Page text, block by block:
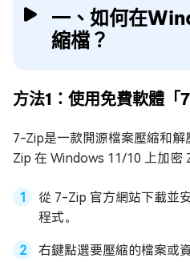
一、如何在
縮檔？
方法1：使用免費軟體
7-Zip是一款開源檔案壓縮和
Zip 在 Windows 11/10 上加密
從 7-Zip 官方網站下載並
程式。
右鍵點選要壓縮的檔案或